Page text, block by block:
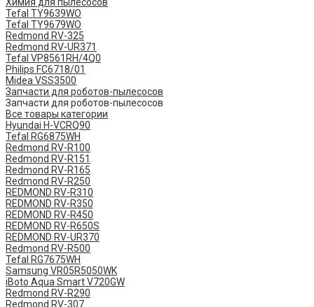
Tefal TY9639WO
Tefal TY9679WO
Redmond RV-325
Redmond RV-UR371
Tefal VP8561RH/4Q0
Philips FC6718/01
Midea VSS3500
Запчасти для роботов-пылесосов
Запчасти для роботов-пылесосов
Все товары категории
Hyundai H-VCRQ90
Tefal RG6875WH
Redmond RV-R100
Redmond RV-R151
Redmond RV-R165
Redmond RV-R250
REDMOND RV-R310
REDMOND RV-R350
REDMOND RV-R450
REDMOND RV-R650S
REDMOND RV-UR370
Redmond RV-R500
Tefal RG7675WH
Samsung VR05R5050WK
iBoto Aqua Smart V720GW
Redmond RV-R290
Redmond RV-307